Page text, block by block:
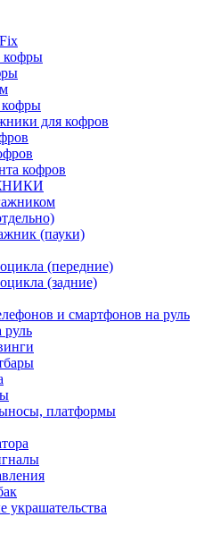
кофры
кофры
для кофров
кофров
(пауки)
(передние)
(задние)
и смартфонов на руль
руль
платформы
украшательства